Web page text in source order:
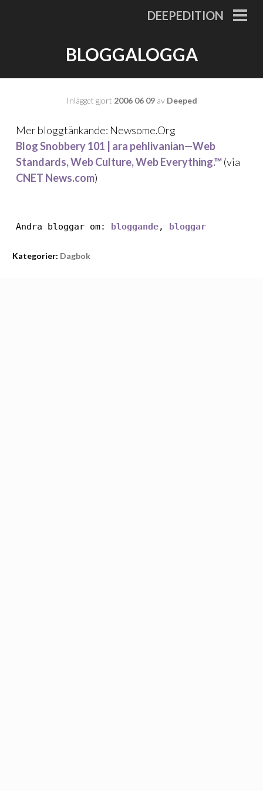
DEEPEDITION
BLOGGALOGGA
Inlägget gjort 2006 06 09av Deeped
Mer bloggtänkande: Newsome.Org
Blog Snobbery 101 | ara pehlivanian—Web
Standards, Web Culture, Web Everything.™(via
CNET News.com)
Andra bloggar om: bloggande, bloggar
Kategorier: Dagbok